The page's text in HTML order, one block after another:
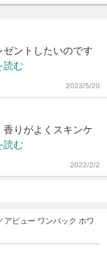
ントしたいのです
読む
2023/5/20
りがよくスキンケ
読む
2022/2/2
アピュー ワンパック ホワ